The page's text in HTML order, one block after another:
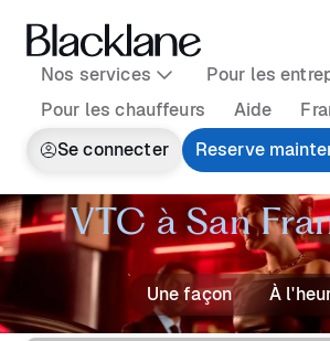
Nos services
Pour les
Pour les chauffeurs
Aide
Se connecter
Reserve
VTC à San
Une façon À